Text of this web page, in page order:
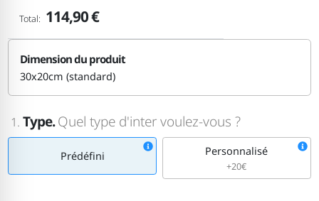
Total: 114,90 €
Dimension du produit
30x20cm (standard)
1. Type.Quel type d'inter voulez-vous ?
Prédéfini Personnalisé
+20€